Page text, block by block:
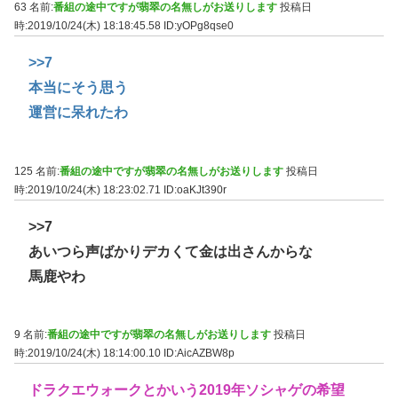
63 名前:番組の途中ですが翡翠の名無しがお送りします 投稿日
時:2019/10/24(木) 18:18:45.58 ID:yOPg8qse0
>>7
本当にそう思う
運営に呆れたわ
125 名前:番組の途中ですが翡翠の名無しがお送りします 投稿日
時:2019/10/24(木) 18:23:02.71 ID:oaKJt390r
>>7
あいつら声ばかりデカくて金は出さんからな
馬鹿やわ
9 名前:番組の途中ですが翡翠の名無しがお送りします 投稿日
時:2019/10/24(木) 18:14:00.10 ID:AicAZBW8p
ドラクエウォークとかいう2019年ソシャゲの希望